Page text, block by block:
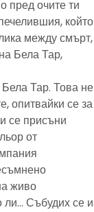
пред очите ти
който
между смърт,
Бела Тар,
Тар. Това не
опитвайки се за
се присъни
от
живо
ли… Събудих се и